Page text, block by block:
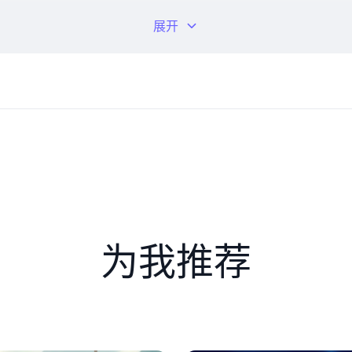
固定制造费用合计82000元。 现在，问题来了，怎么拿标准
际工时，代入数据得到用量差异的金额是9310元。
指标，分别是效率差异和耗费差异，效率差异=（实际工时
展开
为我推荐